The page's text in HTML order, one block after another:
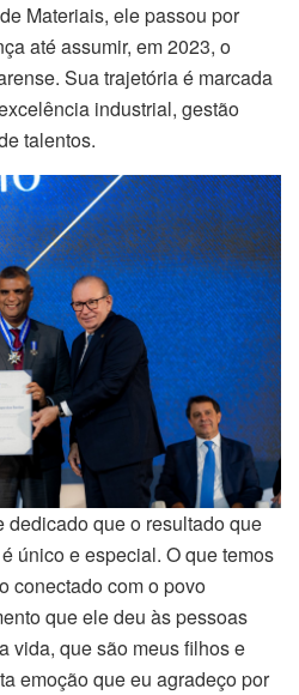
Materiais, ele passou por
até assumir, em 2023, o
Sua trajetória é marcada
industrial, gestão
talentos.
dedicado que o resultado que
único e especial. O que temos
conectado com o povo
que ele deu às pessoas
vida, que são meus filhos e
emoção que eu agradeço por